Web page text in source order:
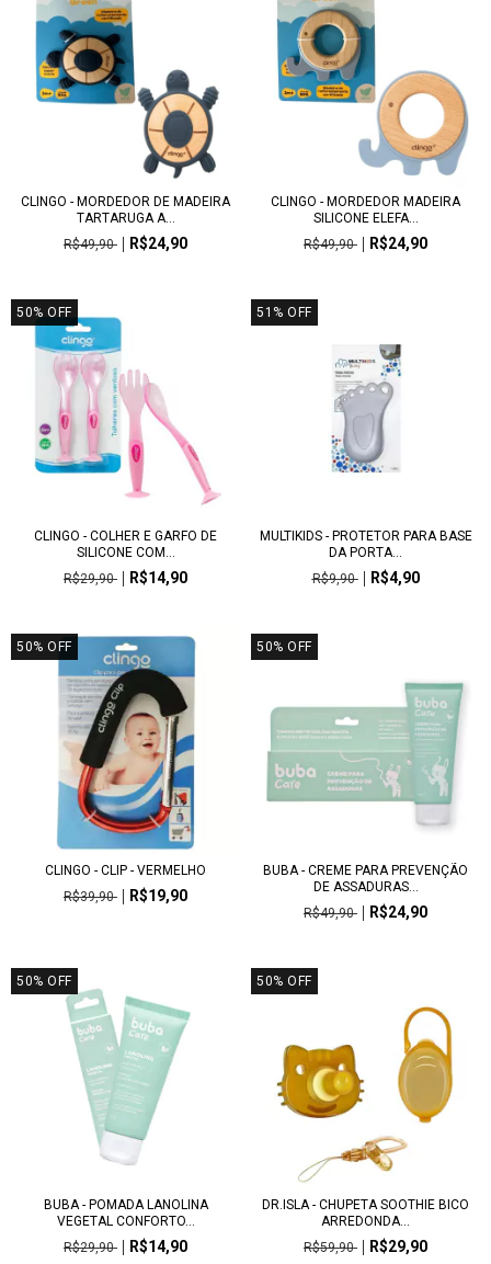
CLINGO - MORDEDOR DE MADEIRA
TARTARUGA A...
R$49,90
R$24,90
CLINGO - MORDEDOR MADEIRA
SILICONE ELEFA...
R$49,90
R$24,90
50% OFF
CLINGO - COLHER E GARFO DE
SILICONE COM...
R$29,90
R$14,90
51 % OFF
MULTIKIDS - PROTETOR PARA BASE
DA PORTA...
R$9,90
R$4,90
50% OFF
CLINGO - CLIP - VERMELHO
R$39,90
R$19,90
50% OFF
BUBA - CREME PARA PREVENÇÃO
DE ASSADURAS...
R$49,90
R$24,90
50% OFF
BUBA - POMADA LANOLINA
VEGETAL CONFORTO...
R$29,90
R$14,90
50% OFF
DR.ISLA - CHUPETA SOOTHIE BICO
ARREDONDA...
R$59,90
R$29,90